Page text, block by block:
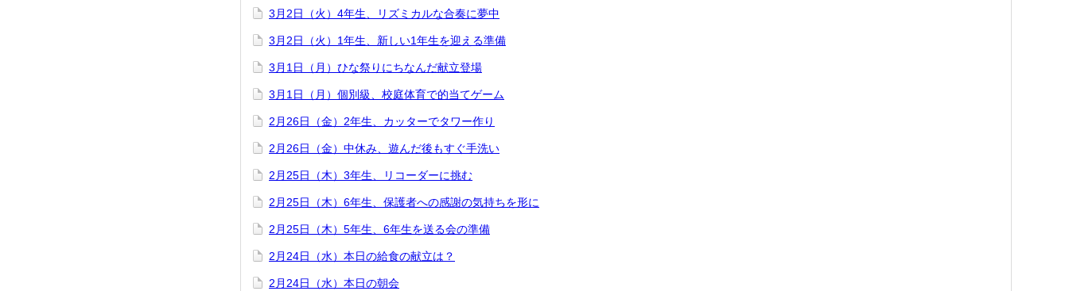
3月2日（火）4年生、リズミカルな合奏に夢中
3月2日（火）1年生、新しい1年生を迎える準備
3月1日（月）ひな祭りにちなんだ献立登場
3月1日（月）個別級、校庭体育で的当てゲーム
2月26日（金）2年生、カッターでタワー作り
2月26日（金）中休み、遊んだ後もすぐ手洗い
2月25日（木）3年生、リコーダーに挑む
2月25日（木）6年生、保護者への感謝の気持ちを形に
2月25日（木）5年生、6年生を送る会の準備
2月24日（水）本日の給食の献立は？
2月24日（水）本日の朝会